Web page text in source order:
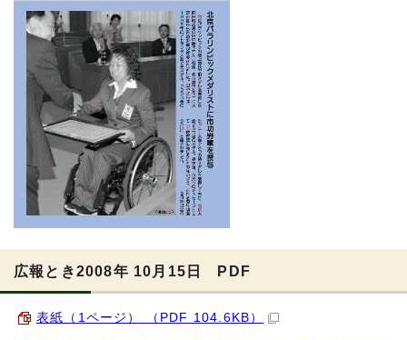
広報とき2008年 10月15日 PDF
表紙（1ページ） （PDF 104.6KB）